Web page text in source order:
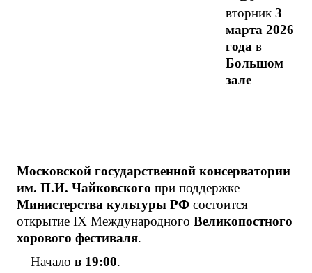
вторник 3
марта 2026
года в
Большом
зале
Московской государственной консерватории
им. П.И. Чайковского при поддержке
Министерства культуры РФ состоится
открытие IX Международного Великопостного
хорового фестиваля.
Начало в 19:00.